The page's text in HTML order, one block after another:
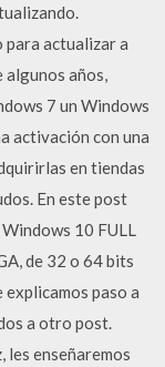
actualizar a
años,
7 un Windows
activación con una
en tiendas
En este post
10 FULL
de 32 o 64 bits
explicamos paso a
a otro post.
les enseñaremos